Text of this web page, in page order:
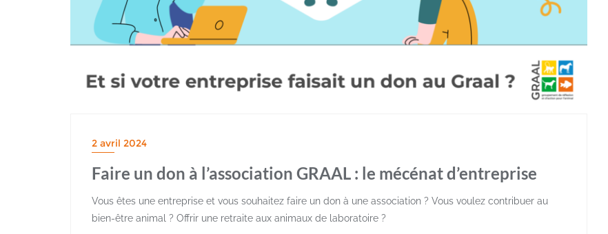
2 avril 2024
Faire un don à l’association GRAAL : le mécénat d’entreprise
Vous êtes une entreprise et vous souhaitez faire un don à une association ? Vous voulez contribuer au
bien-être animal ? Offrir une retraite aux animaux de laboratoire ?